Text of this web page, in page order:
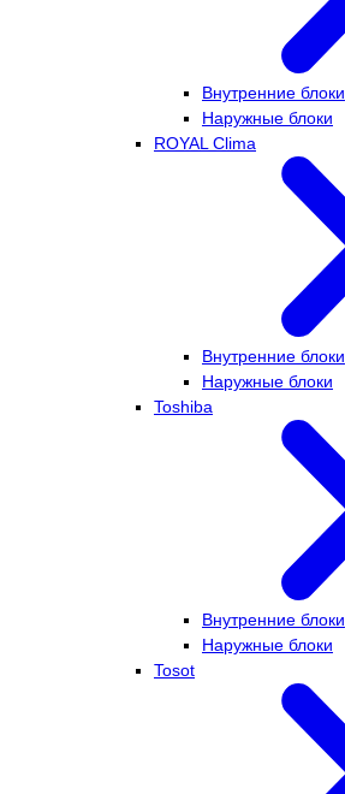
Внутренние блоки
Наружные блоки
ROYAL Clima
Внутренние блоки
Наружные блоки
Toshiba
Внутренние блоки
Наружные блоки
Tosot